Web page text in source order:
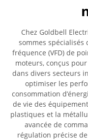
Chez Goldbell
sommes
fréquence (VFD) de
moteurs, conçus
dans divers secteurs
optimiser les
consommation
de vie des
plastiques et la
avancée de
régulation précise